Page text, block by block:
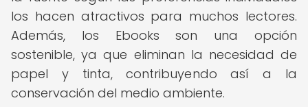
los hacen atractivos para muchos lectores.
Además, los Ebooks son una opción
sostenible, ya que eliminan la necesidad de
papel y tinta, contribuyendo así a la
conservación del medio ambiente.